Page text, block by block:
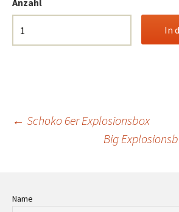
Anzahl
Beitrags-
← Schoko 6er Explosionsbox
Big
Name